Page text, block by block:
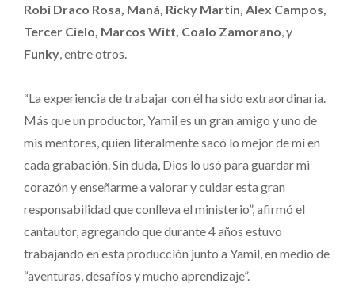
Robi Draco Rosa, Maná, Ricky Martin, Alex Campos,
Tercer Cielo, Marcos Witt, Coalo Zamorano , y
Funky , entre otros.
“La experiencia de trabajar con él ha sido extraordinaria.
Más que un productor, Yamil es un gran amigo y uno de
mis mentores, quien literalmente sacó lo mejor de mí en
cada grabación. Sin duda, Dios lo usó para guardar mi
corazón y enseñarme a valorar y cuidar esta gran
responsabilidad que conlleva el ministerio”, afirmó el
cantautor, agregando que durante 4 años estuvo
trabajando en esta producción junto a Yamil, en medio de
“aventuras, desafíos y mucho aprendizaje”.